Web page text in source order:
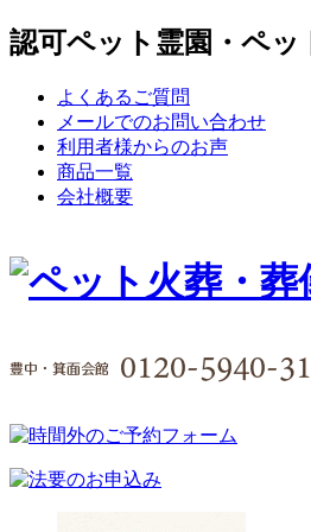
認可ペット霊園・ペッ
よくあるご質問
メールでのお問い合わせ
利用者様からのお声
商品一覧
会社概要